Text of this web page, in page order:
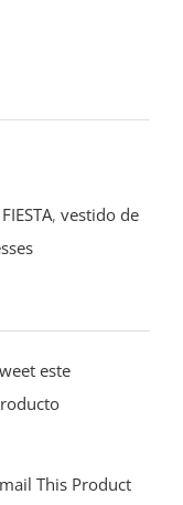
, vestido de
este
This Product